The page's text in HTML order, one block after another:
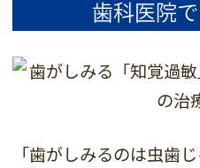
歯科医院
「歯がしみるのは虫歯